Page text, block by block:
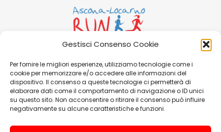
Gestisci Consenso Cookie
Per fornire le migliori esperienze, utilizziamo tecnologie come i
cookie per memorizzare e/o accedere alle informazioni del
dispositivo. Il consenso a queste tecnologie ci permetterà di
elaborare dati come il comportamento di navigazione o ID unici
su questo sito. Non acconsentire o ritirare il consenso può influire
negativamente su alcune caratteristiche e funzioni.
Ass. Ascona-Locarno Run
Casella Postale 15 6648 Minusio
Email:info@ascona-locarno-run.ch